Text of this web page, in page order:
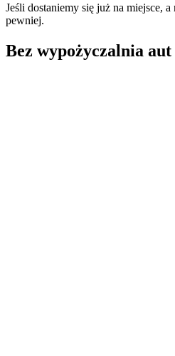
Jeśli dostaniemy się już na miejsce,
pewniej.
Bez wypożyczalnia